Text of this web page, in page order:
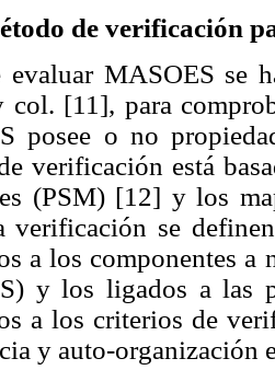
de verificación
MASOES se
col. [11], para
posee o no
verificación está
(PSM) [12] y los
verificación se
a los componentes
y los ligados a las
a los criterios de
y auto-organización